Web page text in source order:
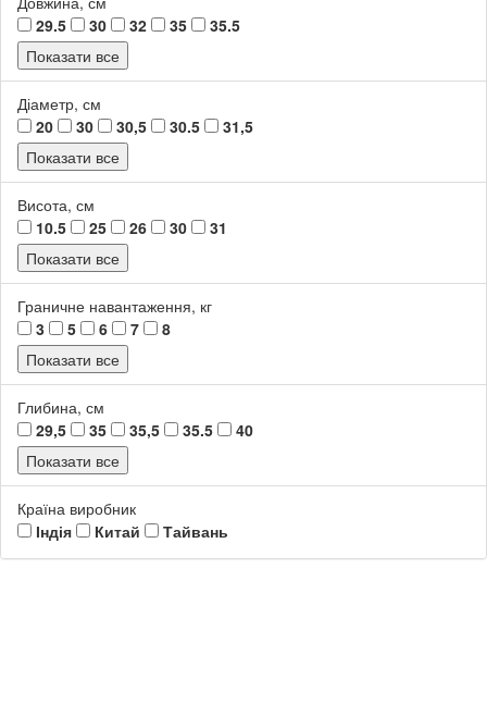
29.5
30 32 35
35.5
Показати все
Діаметр, см
20
30 30,5 30.5
31,5
Показати все
Висота, см
10.5
25 26 30
31
Показати все
Граничне навантаження, кг
3
5 6 7
8
Показати все
Глибина, см
29,5
35 35,5 35.5
40
Показати все
Країна виробник
Індія
Китай Тайвань